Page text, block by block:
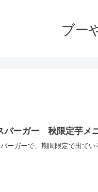
ブー
バーガー 秋限定芋メ
ーガーで、期間限定で出てい